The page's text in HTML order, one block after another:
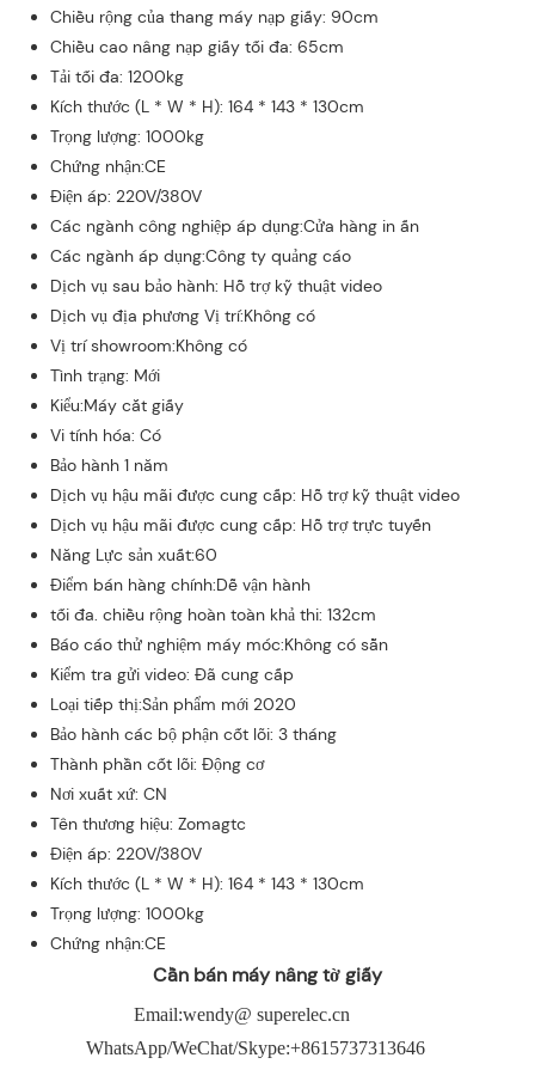
Chiều rộng của thang máy nạp giấy: 90cm
Chiều cao nâng nạp giấy tối đa: 65cm
Tải tối đa: 1200kg
Kích thước (L * W * H): 164 * 143 * 130cm
Trọng lượng: 1000kg
Chứng nhận:CE
Điện áp: 220V/380V
Các ngành công nghiệp áp dụng:Cửa hàng in ấn
Các ngành áp dụng:Công ty quảng cáo
Dịch vụ sau bảo hành: Hỗ trợ kỹ thuật video
Dịch vụ địa phương Vị trí:Không có
Vị trí showroom:Không có
Tình trạng: Mới
Kiểu:Máy cắt giấy
Vi tính hóa: Có
Bảo hành 1 năm
Dịch vụ hậu mãi được cung cấp: Hỗ trợ kỹ thuật video
Dịch vụ hậu mãi được cung cấp: Hỗ trợ trực tuyến
Năng Lực sản xuất:60
Điểm bán hàng chính:Dễ vận hành
tối đa. chiều rộng hoàn toàn khả thi: 132cm
Báo cáo thử nghiệm máy móc:Không có sẵn
Kiểm tra gửi video: Đã cung cấp
Loại tiếp thị:Sản phẩm mới 2020
Bảo hành các bộ phận cốt lõi: 3 tháng
Thành phần cốt lõi: Động cơ
Nơi xuất xứ: CN
Tên thương hiệu: Zomagtc
Điện áp: 220V/380V
Kích thước (L * W * H): 164 * 143 * 130cm
Trọng lượng: 1000kg
Chứng nhận:CE
Cần bán máy nâng tờ giấy
Email:wendy@ superelec.cn
WhatsApp/WeChat/Skype:+8615737313646